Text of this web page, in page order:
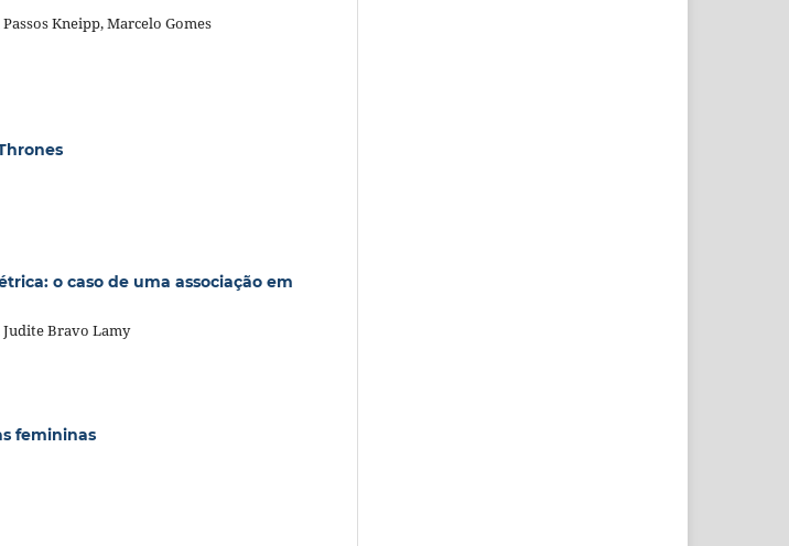
Kneipp, Marcelo Gomes
o caso de uma associação em
Judite Bravo Lamy
femininas